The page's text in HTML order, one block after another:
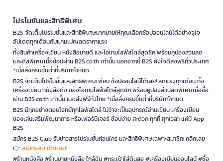
โปรโมชั่นและสิทธิพิเศษ
B2S จัดเต็มโปรโมชั่นและสิทธิพิเศษมากมายให้คุณเลือกช้อปออนไลน์ได้อย่างจุใจ
อัปเดตทุกเดือนกับแคมเปญลดราคาแรง
ทั้งสินค้าเครื่องเขียน หนังสือขายดี และไอเทมไลฟ์สไตล์สุดชิค พร้อมคูปองส่วนลด
และดีลพิเศษเมื่อช้อปผ่าน B2S.co.th เท่านั้น นอกจากนี้ B2S ยังใจดีส่งฟรีทั่วประเทศ
*เมื่อสั่งครบขั้นต่ำที่บริษัทกำหนด
B2S จัดเต็มโปรโมชั่นและสิทธิพิเศษเพียบ ช้อปออนไลน์ได้เลย! ลดแรงทุกเดือน ทั้ง
เครื่องเขียน หนังสือดัง ของไอเทมไลฟ์สไตล์สุดชิค พร้อมคูปองส่วนลดพิเศษเมื่อซื้อ
ผ่าน B2S.co.th เท่านั้น และส่งฟรีทั่วไทย *เมื่อสั่งครบขั้นต่ำที่บริษัทกำหนด
B2S มีทุกอย่างตอบโจทย์ทุกไลฟ์สไตล์ ไม่ว่าจะเป็นอุปกรณ์อ่านเขียน เครื่องเขียน
ของเล่นเสริมพัฒนาการ หรือเฟอร์นิเจอร์ ช้อปง่าย สะดวก ทุกที่ ทุกเวลา แค่มี App
B2S
สมัคร B2S Club รับข่าวสารโปรโมชั่นก่อนใคร และสิทธิพิเศษเฉพาะสมาชิก! คลิกเลย
👉 สมัครสมาชิกเลย!
#ร้านหนังสือ #ร้านขายหนังสือ ใกล้ฉัน #กระเป๋าใส่ดินสอ #เครื่องเขียนออนไลน์ #ซื้อ